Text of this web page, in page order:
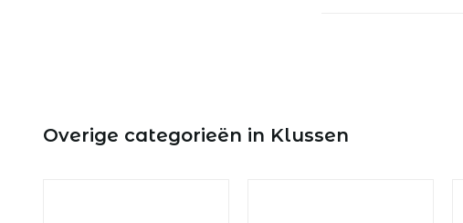
Overige categorieën in Klussen